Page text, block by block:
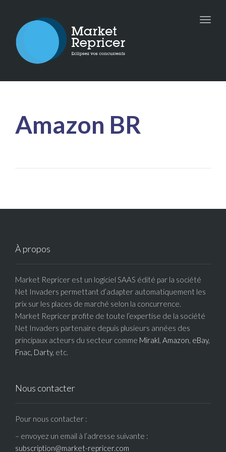
Toggle
Amazon BR
À propos
Market Repricer est un logiciel SAAS édité par la société
Net Invaders permettant d’adapter automatiquement les
prix sur les places de marché selon la concurrence.
Market Repricer profite de toute l’expertise de la société
Net Invaders partenaire depuis plusieurs années des
principaux acteurs du secteur comme Mirakl Amazon eBay,
Fnac, Darty, etc.
Nous contacter
Pour nous contacter :
– envoyez un email à l’adresse suivante :
subscription@market-repricer.com